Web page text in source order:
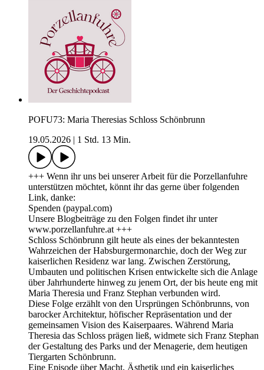
POFU73: Maria Theresias Schloss Schönbrunn
19.05.2026
1 Std. 13 Min.
+++ Wenn ihr uns bei unserer Arbeit für die Porzellanfuhre
unterstützen möchtet, könnt ihr das gerne über folgenden
Link, danke:
Spenden (paypal.com)
Unsere Blogbeiträge zu den Folgen findet ihr unter
www.porzellanfuhre.at +++
Schloss Schönbrunn gilt heute als eines der bekanntesten
Wahrzeichen der Habsburgermonarchie, doch der Weg zur
kaiserlichen Residenz war lang. Zwischen Zerstörung,
Umbauten und politischen Krisen entwickelte sich die Anlage
über Jahrhunderte hinweg zu jenem Ort, der bis heute eng mit
Maria Theresia und Franz Stephan verbunden wird.
Diese Folge erzählt von den Ursprüngen Schönbrunns, von
barocker Architektur, höfischer Repräsentation und der
gemeinsamen Vision des Kaiserpaares. Während Maria
Theresia das Schloss prägen ließ, widmete sich Franz Stephan
der Gestaltung des Parks und der Menagerie, dem heutigen
Tiergarten Schönbrunn.
Eine Episode über Macht, Ästhetik und ein kaiserliches